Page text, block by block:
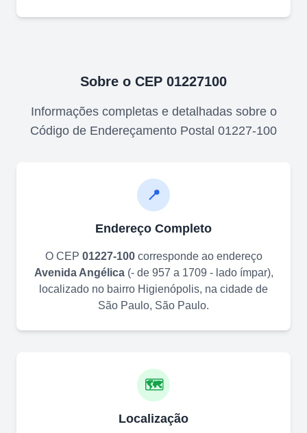
Sobre o CEP 01227100
Informações completas e detalhadas sobre o
Código de Endereçamento Postal 01227-100
📍
Endereço Completo
O CEP 01227-100corresponde ao endereço
Avenida Angélica(- de 957 a 1709 - lado ímpar),
localizado no bairro Higienópolis, na cidade de
São Paulo, São Paulo.
🗺️
Localização